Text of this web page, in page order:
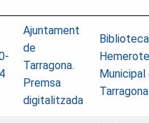
Ajuntament
de
Tarragona.
Premsa
digitalitzada
Biblioteca
Municipal
Tarragona